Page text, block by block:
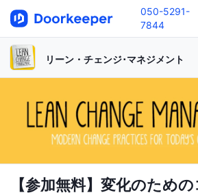
050-5291-
7844
リーン・チェンジ･マネジメント
【参加無料】変化のため